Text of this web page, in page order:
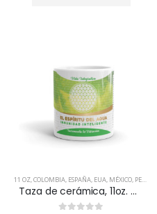
11 OZ,COLOMBIA, ESPAÑA, EUA, MÉXICO, PERÚ
Taza de cerámica, 11oz. Diseñada para fortalecer los Pulmones